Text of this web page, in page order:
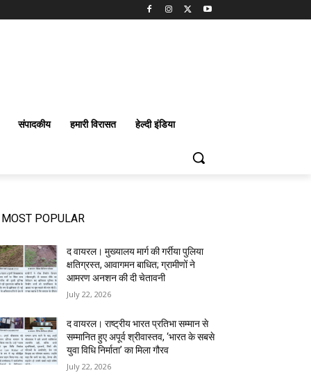
संपादकीय हमारी विरासत हेल्दी इंडिया
MOST POPULAR
द वायरल। मुख्यालय मार्ग की गर्रीया पुलिया
क्षतिग्रस्त, आवागमन बाधित; ग्रामीणों ने
आमरण अनशन की दी चेतावनी
July 22, 2026
द वायरल। राष्ट्रीय भारत प्रतिभा सम्मान से
सम्मानित हुए अपूर्व श्रीवास्तव, ‘भारत के सबसे
युवा विधि निर्माता’ का मिला गौरव
July 22, 2026